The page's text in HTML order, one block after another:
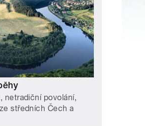
netradiční povolání,
středních Čech a